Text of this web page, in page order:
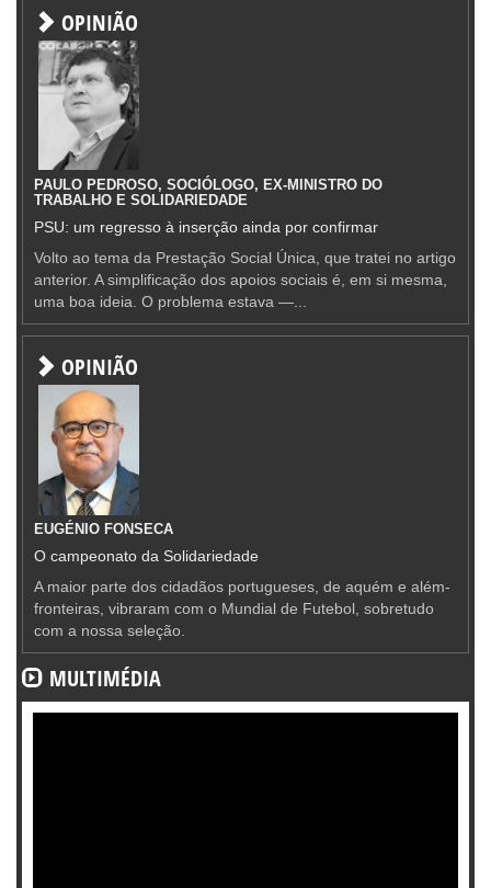
OPINIÃO
PAULO PEDROSO, SOCIÓLOGO, EX-MINISTRO DO
TRABALHO E SOLIDARIEDADE
PSU: um regresso à inserção ainda por confirmar
Volto ao tema da Prestação Social Única, que tratei no artigo
anterior. A simplificação dos apoios sociais é, em si mesma,
uma boa ideia. O problema estava —...
OPINIÃO
EUGÉNIO FONSECA
O campeonato da Solidariedade
A maior parte dos cidadãos portugueses, de aquém e além-
fronteiras, vibraram com o Mundial de Futebol, sobretudo
com a nossa seleção.
MULTIMÉDIA